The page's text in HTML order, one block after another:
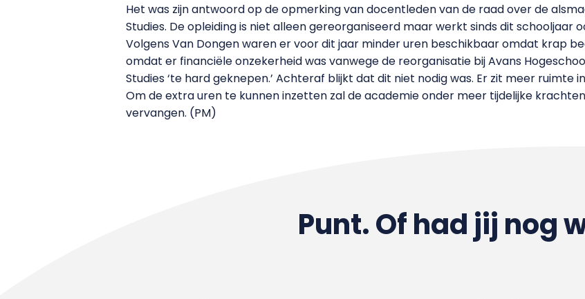
Het was zijn antwoord op de opmerking van docentleden van de raad over de
Studies. De opleiding is niet alleen gereorganiseerd maar werkt sinds dit schooljaar
Volgens Van Dongen waren er voor dit jaar minder uren beschikbaar omdat krap
omdat er financiële onzekerheid was vanwege de reorganisatie bij Avans
Studies ‘te hard geknepen.’ Achteraf blijkt dat dit niet nodig was. Er zit meer ruimte
Om de extra uren te kunnen inzetten zal de academie onder meer tijdelijke
vervangen. (PM)
Punt. Of had jij nog